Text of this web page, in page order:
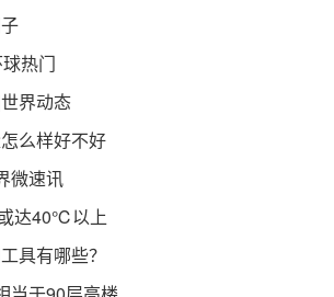
热门
界动态
么样好不好
微速讯
达40℃以上
具有哪些？